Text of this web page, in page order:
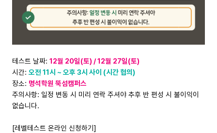
테스트 날짜: 12월 20일(토) / 12월 27일(토)
시간: 오전 11시 ~ 오후 3시 사이 (시간 협의)
장소: 명석학원 뚝섬캠퍼스
주의사항: 일정 변동 시 미리 연락 주셔야 추후 반 편성 시 불이익이
없습니다.
[레벨테스트 온라인 신청하기]